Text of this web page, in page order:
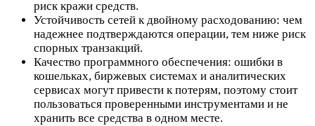
риск кражи средств.
Устойчивость сетей к двойному расходованию: чем
надежнее подтверждаются операции, тем ниже риск
спорных транзакций.
Качество программного обеспечения: ошибки в
кошельках, биржевых системах и аналитических
сервисах могут привести к потерям, поэтому стоит
пользоваться проверенными инструментами и не
хранить все средства в одном месте.